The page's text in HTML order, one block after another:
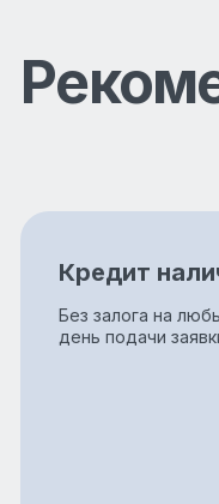
Кредит
Без залога на
день подачи